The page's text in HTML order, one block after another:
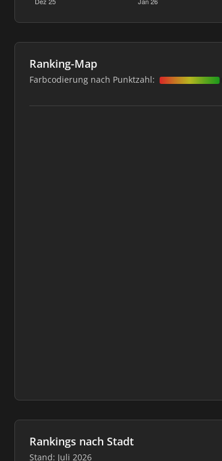
Ranking-Map
Farbcodierung nach Punktzahl:
Rankings nach Stadt
Stand: Juli 2026